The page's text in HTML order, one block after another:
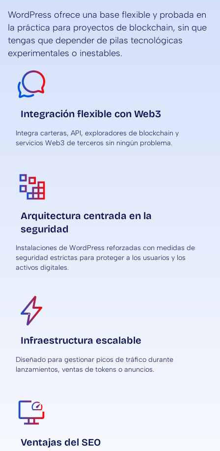
WordPress ofrece una base flexible y probada en
la práctica para proyectos de blockchain, sin que
tengas que depender de pilas tecnológicas
experimentales o inestables.
Integración flexible con Web3
Integra carteras, API, exploradores de blockchain y
servicios Web3 de terceros sin ningún problema.
Arquitectura centrada en la
seguridad
Instalaciones de WordPress reforzadas con medidas de
seguridad estrictas para proteger a los usuarios y los
activos digitales.
Infraestructura escalable
Diseñado para gestionar picos de tráfico durante
lanzamientos, ventas de tokens o anuncios.
Ventajas del SEO